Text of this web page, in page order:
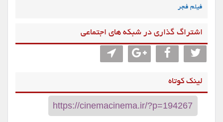
فیلم فجر
اشتراگ گذاری در شبکه های اجتماعی
لینک کوتاه